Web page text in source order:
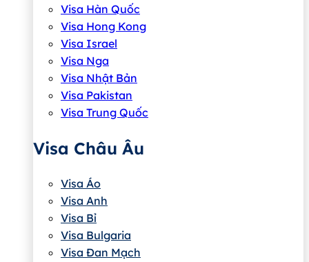
Visa Hàn Quốc
Visa Hong Kong
Visa Israel
Visa Nga
Visa Nhật Bản
Visa Pakistan
Visa Trung Quốc
Visa Châu Âu
Visa Áo
Visa Anh
Visa Bỉ
Visa Bulgaria
Visa Đan Mạch